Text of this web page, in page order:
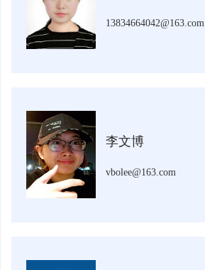
13834664042@163.com
李文博
vbolee@163.com